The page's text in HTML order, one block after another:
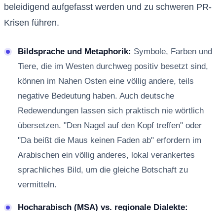
beleidigend aufgefasst werden und zu schweren PR-
Krisen führen.
Bildsprache und Metaphorik: Symbole, Farben und
Tiere, die im Westen durchweg positiv besetzt sind,
können im Nahen Osten eine völlig andere, teils
negative Bedeutung haben. Auch deutsche
Redewendungen lassen sich praktisch nie wörtlich
übersetzen. "Den Nagel auf den Kopf treffen" oder
"Da beißt die Maus keinen Faden ab" erfordern im
Arabischen ein völlig anderes, lokal verankertes
sprachliches Bild, um die gleiche Botschaft zu
vermitteln.
Hocharabisch (MSA) vs. regionale Dialekte: